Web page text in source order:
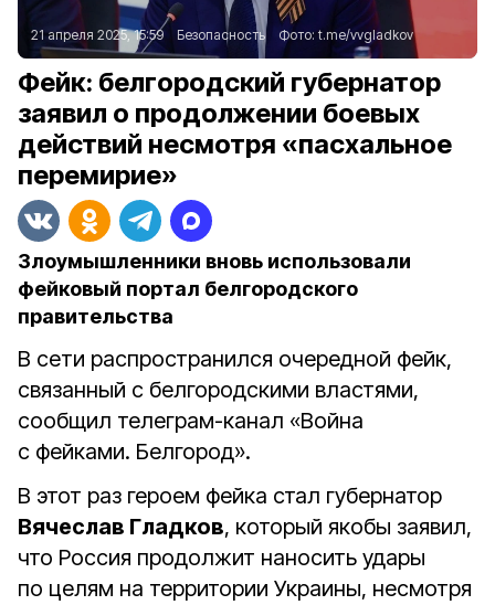
21 апреля 2025, 15:59 Безопасность Фото:t.me/vvgladkov
Фейк: белгородский губернатор
заявил о продолжении боевых
действий несмотря «пасхальное
перемирие»
Злоумышленники вновь использовали
фейковый портал белгородского
правительства
В сети распространился очередной фейк,
связанный с белгородскими властями,
сообщил телеграм-канал «Война
с фейками. Белгород».
В этот раз героем фейка стал губернатор
Вячеслав Гладков, который якобы заявил,
что Россия продолжит наносить удары
по целям на территории Украины, несмотря